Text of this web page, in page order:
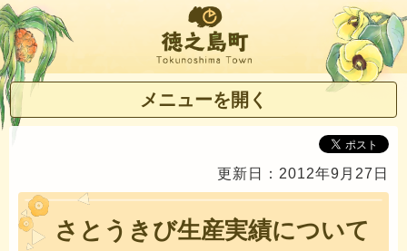
徳之島町
メニューを開く
更新日：2012年9月27日
さとうきび生産実績について